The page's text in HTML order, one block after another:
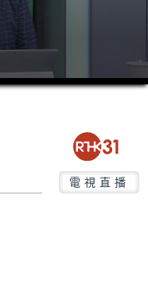
電視直播